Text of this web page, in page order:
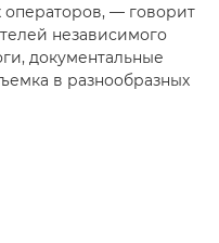
операторов, — говорит
независимого
документальные
в разнообразных